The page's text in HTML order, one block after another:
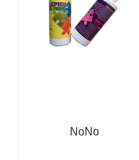
NoNo